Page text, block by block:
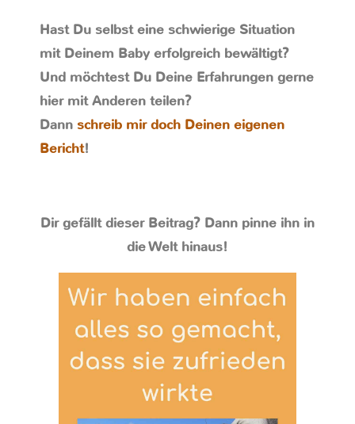
Hast Du selbst eine schwierige Situation
mit Deinem Baby erfolgreich bewältigt?
Und möchtest Du Deine Erfahrungen gerne
hier mit Anderen teilen?
Dann schreib mir doch Deinen eigenen
Bericht!
Dir gefällt dieser Beitrag? Dann pinne ihn in
die Welt hinaus!